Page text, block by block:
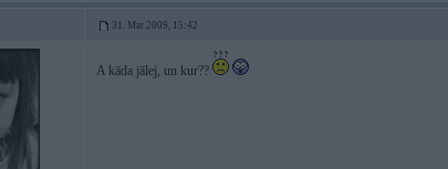
31. Mar 2009, 15:42
A kāda jālej, un kur??